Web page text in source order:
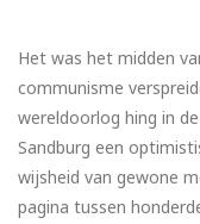
Het was het midden
communisme
wereldoorlog hing in
Sandburg een
wijsheid van gewone
pagina tussen